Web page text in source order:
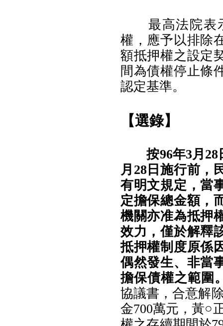
最高法院表示
權，應予以排除
額抵押權之設定
間為債權停止條
認定基準。
【選錄】
按96年3月
月28日施行前，
有明文規定，當
定擔保總金額，
機關亦准為抵押
效力，僅於解釋
抵押權制度原係
偶然發生、非當
擔保債權之範圍
協議書，合意解
金700萬元，黃○